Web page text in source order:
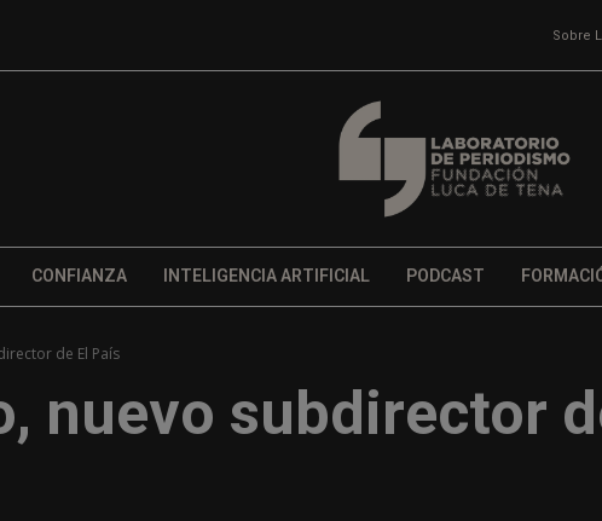
Sobre
CONFIANZA INTELIGENCIA ARTIFICIAL PODCAST
de El País
nuevo subdirector